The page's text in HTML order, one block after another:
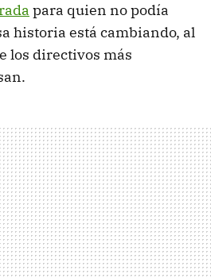
para quien no podía
historia está cambiando, al
los directivos más